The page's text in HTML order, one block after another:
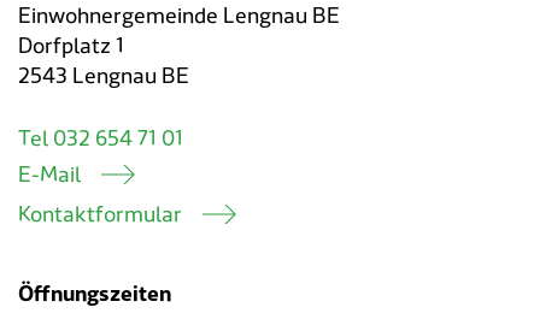
Einwohnergemeinde Lengnau BE
Dorfplatz 1
2543 Lengnau BE
Tel 032 654 71 01
E-Mail
Kontaktformular
Öffnungszeiten